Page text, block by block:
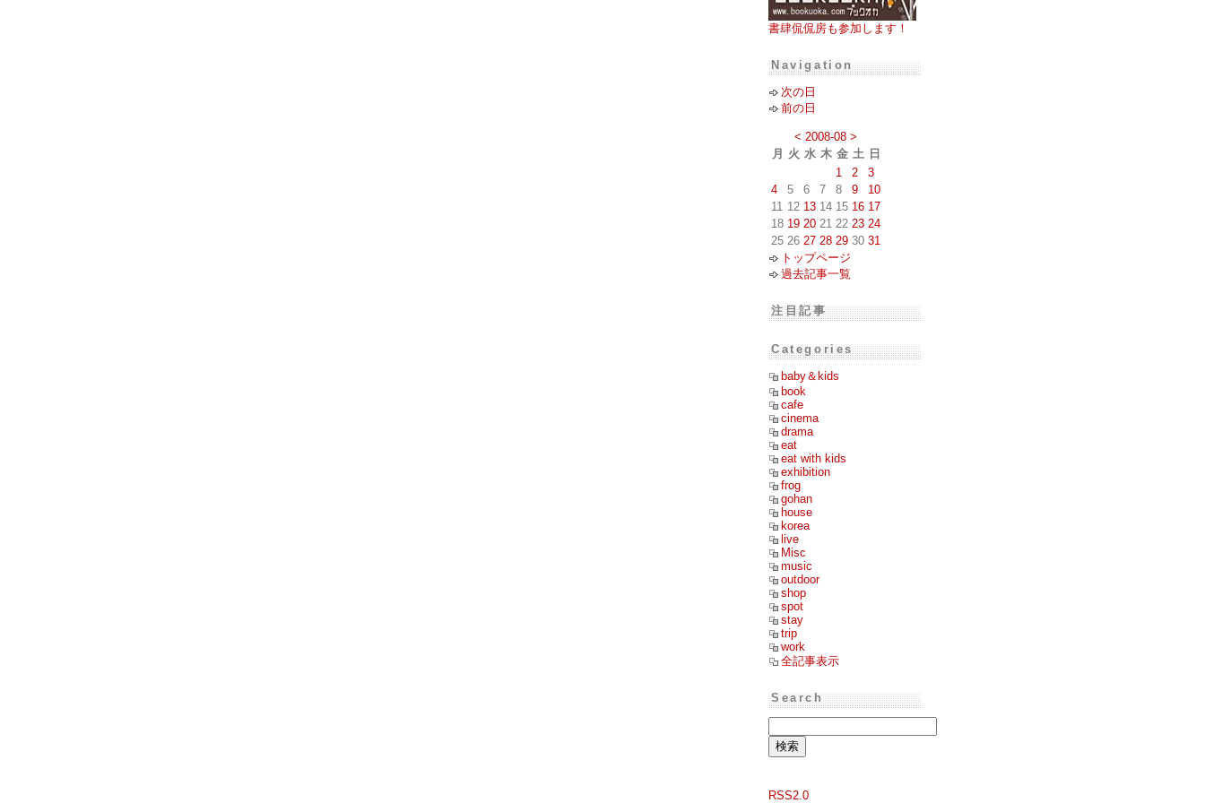
書肆侃侃房も参加します！
Navigation
次の日
前の日
< 2008-08 >
月
火 水 木 金 土 日
1
2
3
4
5 6 7 8 9
10
11 12 13 14 15 16 17
18 19 20 21 22 23 24
25 26 27 28 29 30 31
トップページ
過去記事一覧
注目記事
Categories
baby＆kids
book
cafe
cinema
drama
eat
eat with kids
exhibition
frog
gohan
house
korea
live
Misc
music
outdoor
shop
spot
stay
trip
work
全記事表示
Search
RSS2.0